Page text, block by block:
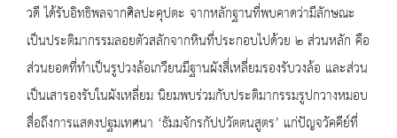
วดี ได้รับอิทธิพลจากศิลปะคุปตะ จากหลักฐานที่พบคาดว่ามีลักษณะ
เป็นประติมากรรมลอยตัวสลักจากหินที่ประกอบไปด้วย ๒ ส่วนหลัก คือ
ส่วนยอดที่ทำเป็นรูปวงล้อเกวียนมีฐานผังสี่เหลี่ยมรองรับวงล้อ และส่วน
เป็นเสารองรับในผังเหลี่ยม นิยมพบร่วมกับประติมากรรมรูปกวางหมอบ
สื่อถึงการแสดงปฐมเทศนา ‘ธัมมจักรกัปปวัตตนสูตร’ แก่ปัญจวัคคีย์ที่